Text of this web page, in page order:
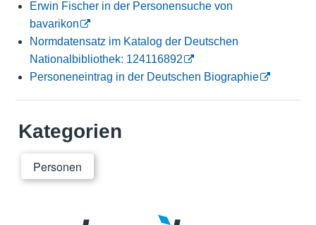
Erwin Fischer in der Personensuche von
bavarikon
Normdatensatz im Katalog der Deutschen
Nationalbibliothek: 124116892
Personeneintrag in der Deutschen Biographie
Kategorien
Personen